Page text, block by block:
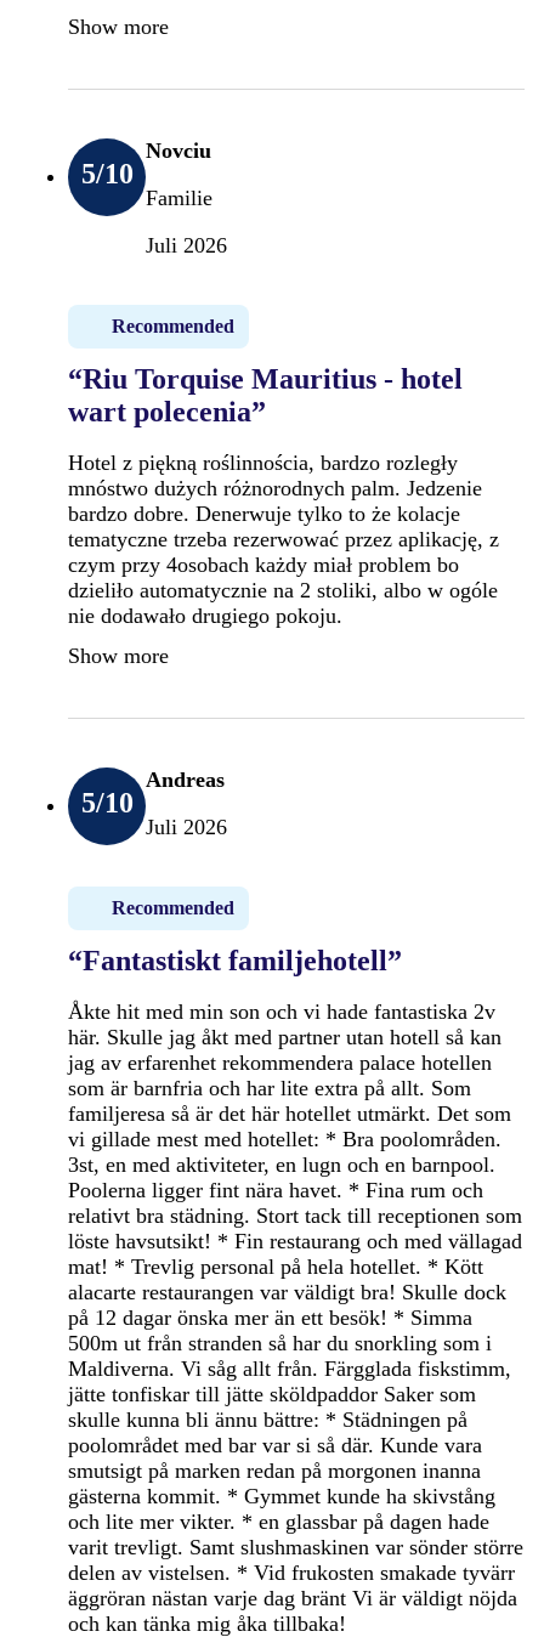
Show more
5/10
Novciu
Familie
Juli 2026
Recommended
“Riu Torquise Mauritius - hotel
wart polecenia”
Hotel z piękną roślinnościa, bardzo rozległy
mnóstwo dużych różnorodnych palm. Jedzenie
bardzo dobre. Denerwuje tylko to że kolacje
tematyczne trzeba rezerwować przez aplikację, z
czym przy 4osobach każdy miał problem bo
dzieliło automatycznie na 2 stoliki, albo w ogóle
nie dodawało drugiego pokoju.
Show more
5/10
Andreas
Juli 2026
Recommended
“Fantastiskt familjehotell”
Åkte hit med min son och vi hade fantastiska 2v
här. Skulle jag åkt med partner utan hotell så kan
jag av erfarenhet rekommendera palace hotellen
som är barnfria och har lite extra på allt. Som
familjeresa så är det här hotellet utmärkt. Det som
vi gillade mest med hotellet: * Bra poolområden.
3st, en med aktiviteter, en lugn och en barnpool.
Poolerna ligger fint nära havet. * Fina rum och
relativt bra städning. Stort tack till receptionen som
löste havsutsikt! * Fin restaurang och med vällagad
mat! * Trevlig personal på hela hotellet. * Kött
alacarte restaurangen var väldigt bra! Skulle dock
på 12 dagar önska mer än ett besök! * Simma
500m ut från stranden så har du snorkling som i
Maldiverna. Vi såg allt från. Färgglada fiskstimm,
jätte tonfiskar till jätte sköldpaddor Saker som
skulle kunna bli ännu bättre: * Städningen på
poolområdet med bar var si så där. Kunde vara
smutsigt på marken redan på morgonen inanna
gästerna kommit. * Gymmet kunde ha skivstång
och lite mer vikter. * en glassbar på dagen hade
varit trevligt. Samt slushmaskinen var sönder större
delen av vistelsen. * Vid frukosten smakade tyvärr
äggröran nästan varje dag bränt Vi är väldigt nöjda
och kan tänka mig åka tillbaka!